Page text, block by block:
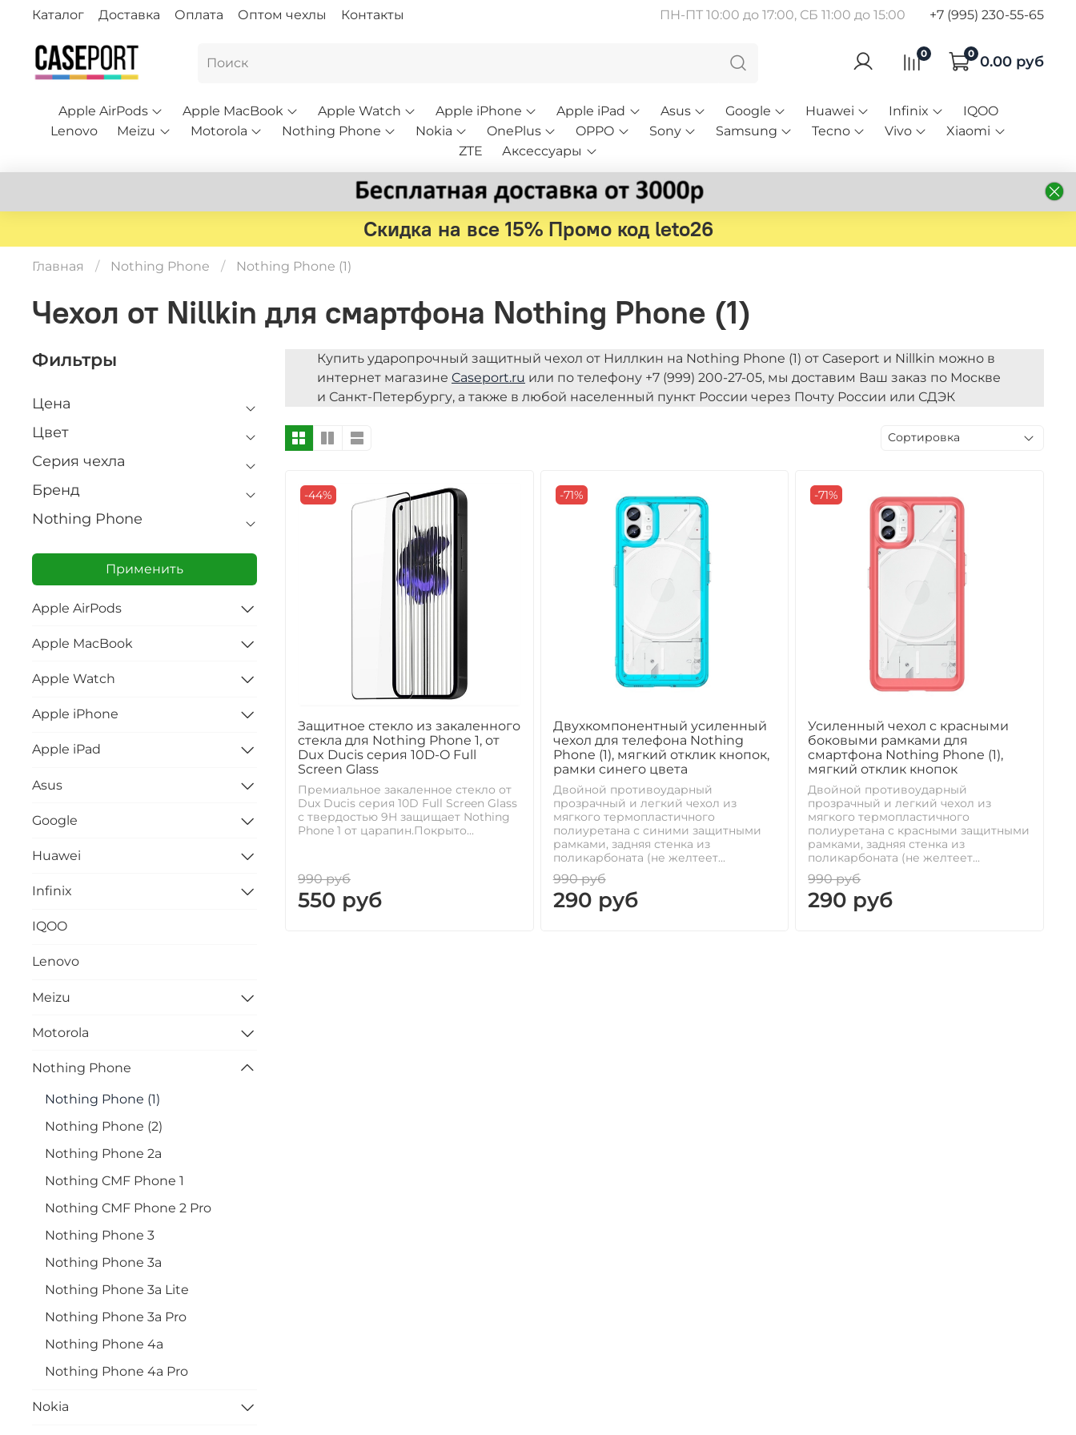
Каталог Доставка Оплата Оптом чехлы Контакты ПН-ПТ 10:00 до 17:00, СБ 11:00 до 15:00 +7 (995) 230-55-65
0 0 0.00 руб
Apple AirPods Apple MacBook Apple Watch Apple iPhone Apple iPad Asus Google Huawei Infinix
IQOO
Lenovo
Meizu Motorola Nothing Phone Nokia OnePlus OPPO Sony Samsung Tecno Vivo
Xiaomi
ZTE
Аксессуары
Скидка на все 15% Промо код leto26
Главная Nothing Phone Nothing Phone (1)
Чехол от Nillkin для смартфона Nothing Phone (1)
Купить ударопрочный защитный чехол от Ниллкин на Nothing Phone (1) от Caseport и Nillkin можно в
интернет магазине Caseport.ru или по телефону +7 (999) 200-27-05, мы доставим Ваш заказ по Москве
и Санкт-Петербургу, а также в любой населенный пункт России через Почту России или СДЭК
-44%
Защитное стекло из закаленного
стекла для Nothing Phone 1, от
Dux Ducis серия 10D-O Full
Screen Glass
Премиальное закаленное стекло от
Dux Ducis серия 10D Full Screen Glass
с твердостью 9H защищает Nothing
Phone 1 от царапин.Покрыто...
990 руб
550 руб
-71%
Двухкомпонентный усиленный
чехол для телефона Nothing
Phone (1), мягкий отклик кнопок,
рамки синего цвета
Двойной противоударный
прозрачный и легкий чехол из
мягкого термопластичного
полиуретана с синими защитными
рамками, задняя стенка из
поликарбоната (не желтеет...
990 руб
290 руб
-71%
Усиленный чехол с красными
боковыми рамками для
смартфона Nothing Phone (1),
мягкий отклик кнопок
Двойной противоударный
прозрачный и легкий чехол из
мягкого термопластичного
полиуретана с красными защитными
рамками, задняя стенка из
поликарбоната (не желтеет...
990 руб
290 руб
Фильтры
Цена
Цвет
Серия чехла
Бренд
Nothing Phone
Применить
Apple AirPods
Apple MacBook
Apple Watch
Apple iPhone
Apple iPad
Asus
Google
Huawei
Infinix
IQOO
Lenovo
Meizu
Motorola
Nothing Phone
Nothing Phone (1)
Nothing Phone (2)
Nothing Phone 2a
Nothing CMF Phone 1
Nothing CMF Phone 2 Pro
Nothing Phone 3
Nothing Phone 3a
Nothing Phone 3a Lite
Nothing Phone 3a Pro
Nothing Phone 4a
Nothing Phone 4a Pro
Nokia